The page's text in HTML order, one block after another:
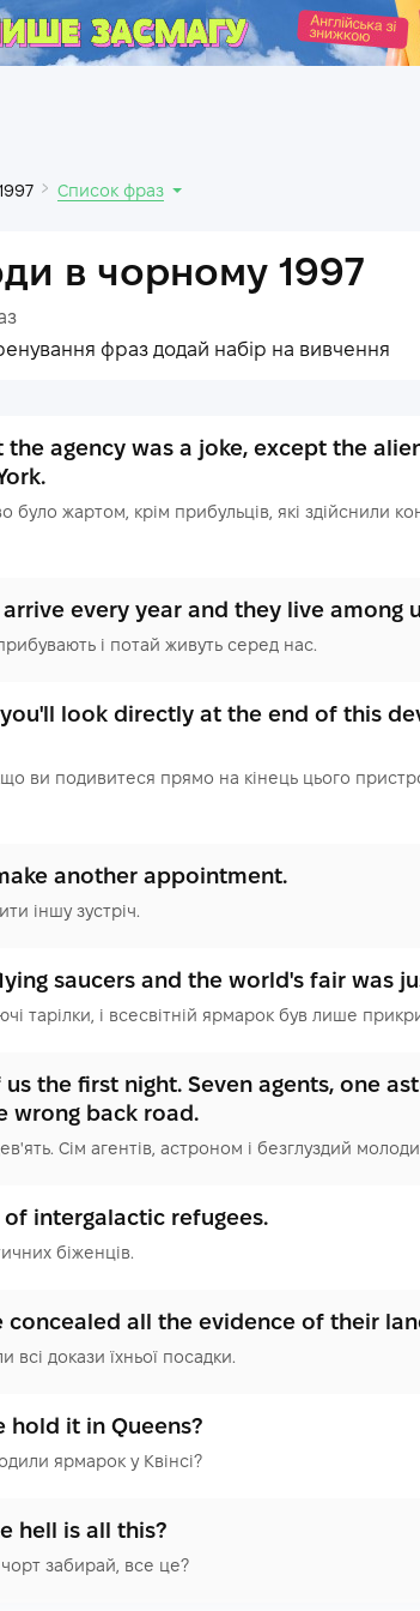
.
Список фраз
в чорному 1997
фраз додай набір на вивчення
the agency was a joke, except the
було жартом, крім прибульців, які здійснили
every year and they live among
і потай живуть серед нас.
look directly at the end of this
ви подивитеся прямо на кінець цього
another appointment.
іншу зустріч.
saucers and the world's fair was
тарілки, і всесвітній ярмарок був лише
the first night. Seven agents, one
wrong back road.
Сім агентів, астроном і безглуздий
intergalactic refugees.
біженців.
concealed all the evidence of their
всі докази їхньої посадки.
hold it in Queens?
ярмарок у Квінсі?
hell is all this?
забирай, все це?